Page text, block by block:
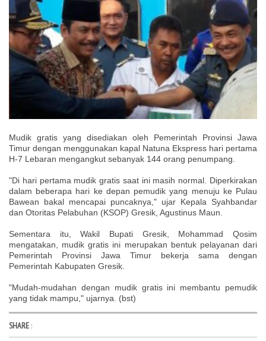
Mudik gratis yang disediakan oleh Pemerintah Provinsi Jawa
Timur dengan menggunakan kapal Natuna Ekspress hari pertama
H-7 Lebaran mengangkut sebanyak 144 orang penumpang.
"Di hari pertama mudik gratis saat ini masih normal. Diperkirakan
dalam beberapa hari ke depan pemudik yang menuju ke Pulau
Bawean bakal mencapai puncaknya," ujar Kepala Syahbandar
dan Otoritas Pelabuhan (KSOP) Gresik, Agustinus Maun.
Sementara itu, Wakil Bupati Gresik, Mohammad Qosim
mengatakan, mudik gratis ini merupakan bentuk pelayanan dari
Pemerintah Provinsi Jawa Timur bekerja sama dengan
Pemerintah Kabupaten Gresik.
"Mudah-mudahan dengan mudik gratis ini membantu pemudik
yang tidak mampu," ujarnya. (bst)
SHARE :